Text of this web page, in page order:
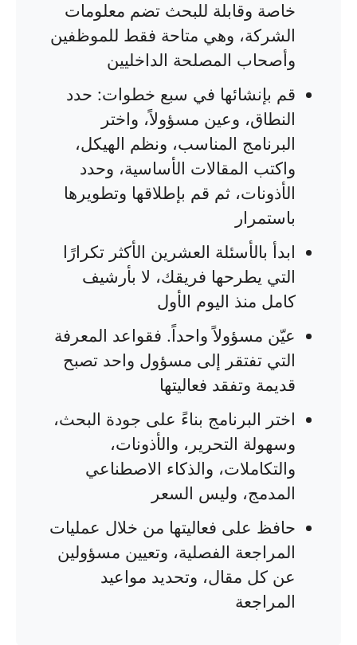
خاصة وقابلة للبحث تضم معلومات
الشركة، وهي متاحة فقط للموظفين
وأصحاب المصلحة الداخليين
قم بإنشائها في سبع خطوات: حدد
النطاق، وعين مسؤولاً، واختر
البرنامج المناسب، ونظم الهيكل،
واكتب المقالات الأساسية، وحدد
الأذونات، ثم قم بإطلاقها وتطويرها
باستمرار
ابدأ بالأسئلة العشرين الأكثر تكرارًا
التي يطرحها فريقك، لا بأرشيف
كامل منذ اليوم الأول
عيّن مسؤولاً واحداً. فقواعد المعرفة
التي تفتقر إلى مسؤول واحد تصبح
قديمة وتفقد فعاليتها
اختر البرنامج بناءً على جودة البحث،
وسهولة التحرير، والأذونات،
والتكاملات، والذكاء الاصطناعي
المدمج، وليس السعر
حافظ على فعاليتها من خلال عمليات
المراجعة الفصلية، وتعيين مسؤولين
عن كل مقال، وتحديد مواعيد
المراجعة